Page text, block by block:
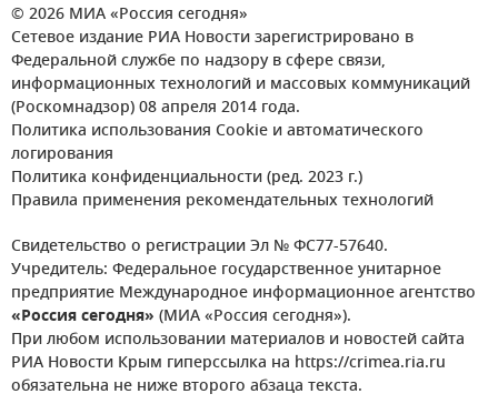
© 2026 МИА «Россия сегодня»
Сетевое издание РИА Новости зарегистрировано в
Федеральной службе по надзору в сфере связи,
информационных технологий и массовых коммуникаций
(Роскомнадзор) 08 апреля 2014 года.
Политика использования Cookie и автоматического
логирования
Политика конфиденциальности (ред. 2023 г.)
Правила применения рекомендательных технологий
Свидетельство о регистрации Эл № ФС77-57640.
Учредитель: Федеральное государственное унитарное
предприятие Международное информационное агентство
«Россия сегодня» (МИА «Россия сегодня»).
При любом использовании материалов и новостей сайта
РИА Новости Крым гиперссылка на https://crimea.ria.ru
обязательна не ниже второго абзаца текста.